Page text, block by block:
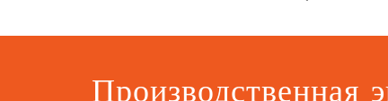
Производственная